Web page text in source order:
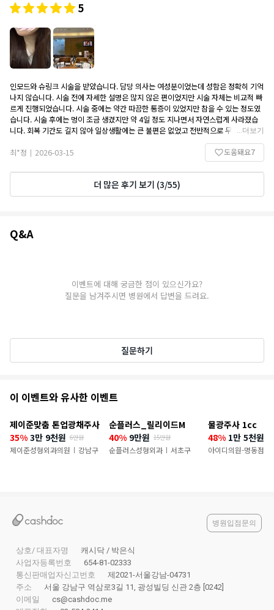
5
인모드와 슈링크 시술을 받았습니다. 담당 의사는 여성분이었는데 성함은 정확히 기억
나지 않습니다. 시술 전에 자세한 설명은 많지 않은 편이었지만 시술 자체는 비교적 빠
르게 진행되었습니다. 시술 중에는 약간 따끔한 통증이 있었지만 참을 수 있는 정도였
습니다. 시술 후에는 멍이 조금 생겼지만 약 4일 정도 지나면서 자연스럽게 사라졌습
니다. 회복 기간도 길지 않아 일상생활에는 큰 불편은 없었고 전반적으로 무난한 시술
경험이었습니다. 또 방문할 의향있고. 이벤트가격으로 해서 저렴하게 잘 시술 받은거
같아요. 주변 지인들한테도 추천 많이 햇습니당
...더보기
최*정 2026-03-15 도움돼요7
더 많은 후기 보기 (3/55)
Q&A
이벤트에 대해 궁금한 점이 있으신가요?
질문을 남겨주시면 병원에서 답변을 드려요.
질문하기
추
이
벤
이 이벤트와 유사한 이벤트
제이준맞춤 톤업광채주사
35% 3만 9천원 6만원
제이준성형외과의원 | 강남구
순플러스_릴리이드M
40% 9만원 15만원
순플러스성형외과 | 서초구
물광주사 1cc
48% 1만 5천원
아이디의원-명동점
병원입점문의
상호/ 대표자명
캐시닥 / 박은식
사업자등록번호
654-81-02333
통신판매업자신고번호
제2021-서울강남-04731
주소
서울 강남구 역삼로3길 11, 광성빌딩 신관 2층 [0242]
이메일
cs@cashdoc.me